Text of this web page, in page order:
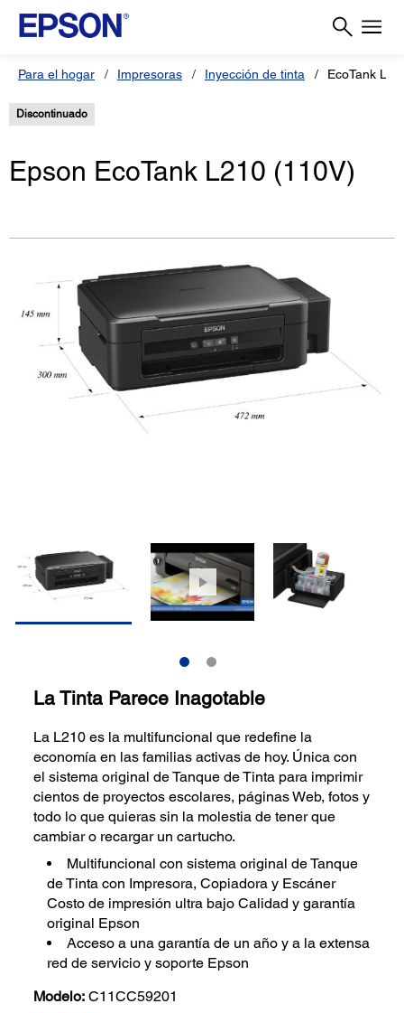
Para el hogar Impresoras Inyección de tinta EcoTank
Discontinuado
Epson EcoTank L210 (110V)
La Tinta Parece Inagotable
La L210 es la multifuncional que redefine la
economía en las familias activas de hoy. Única con
el sistema original de Tanque de Tinta para imprimir
cientos de proyectos escolares, páginas Web, fotos y
todo lo que quieras sin la molestia de tener que
cambiar o recargar un cartucho.
Multifuncional con sistema original de Tanque
de Tinta con Impresora, Copiadora y Escáner
Costo de impresión ultra bajo Calidad y garantía
original Epson
Acceso a una garantía de un año y a la extensa
red de servicio y soporte Epson
Modelo: C11CC59201